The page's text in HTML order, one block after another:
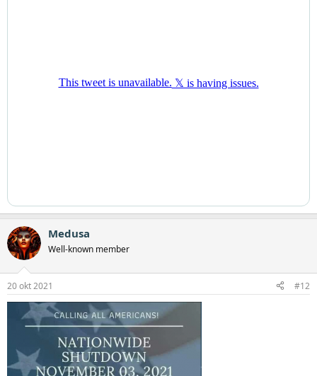
Medusa
Well-known member
20 okt 2021 #12